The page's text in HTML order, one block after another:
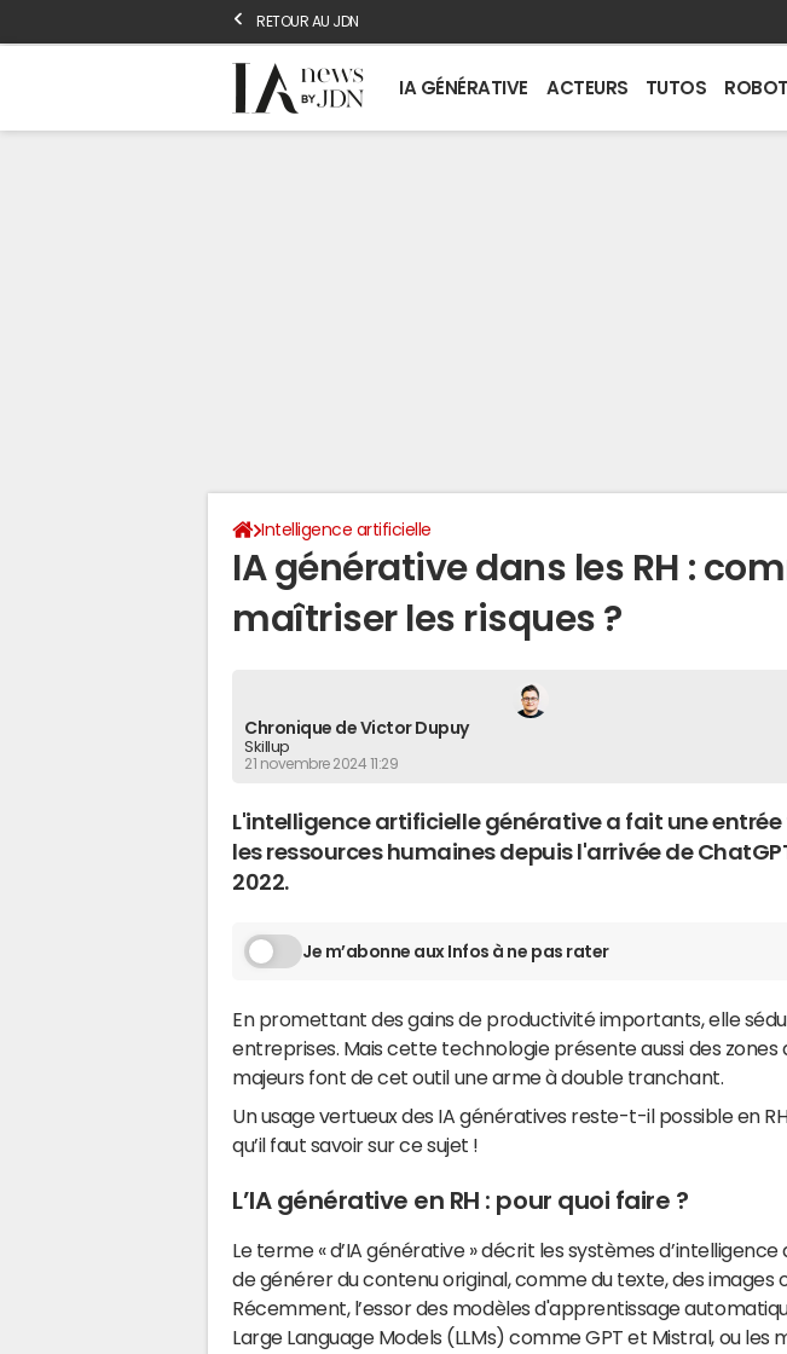
RETOUR AU JDN
IA GÉNÉRATIVE ACTEURS TUTOS
Intelligence artificielle
IA générative dans les RH :
maîtriser les risques ?
Chronique de Victor Dupuy
Skillup
21 novembre 2024 11:29
L'intelligence artificielle générative a fait une
les ressources humaines depuis l'arrivée de
2022.
Je m’abonne aux Infos à ne pas rater
En promettant des gains de productivité importants, elle
entreprises. Mais cette technologie présente aussi des zones
majeurs font de cet outil une arme à double tranchant.
Un usage vertueux des IA génératives reste-t-il possible en RH
qu’il faut savoir sur ce sujet !
L’IA générative en RH : pour quoi faire ?
Le terme « d’IA générative » décrit les systèmes
de générer du contenu original, comme du texte, des images
Récemment, l’essor des modèles d'apprentissage
Large Language Models (LLMs) comme GPT et Mistral, ou les